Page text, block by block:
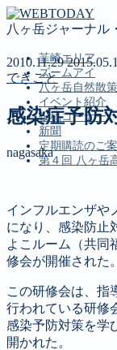
八ヶ岳ジャーナル
韮崎エリア
ズームアイ
八ヶ岳自然散策
イベント紹介
投稿コーナー
新聞
定期購読のご
第４回 八ヶ岳
MENU
韮崎エリア
ズームアイ
八ヶ岳自然散
イベント紹介
投稿コーナー
新聞
定期購読のご
2010.11.29
できごと
感染症予防
nagasaka
インフルエンザや
になり、感染防止
よこルーム（共同
修会が開催された。
この研修会は、指
行われている研修
感染予防対策を学
開かれた。